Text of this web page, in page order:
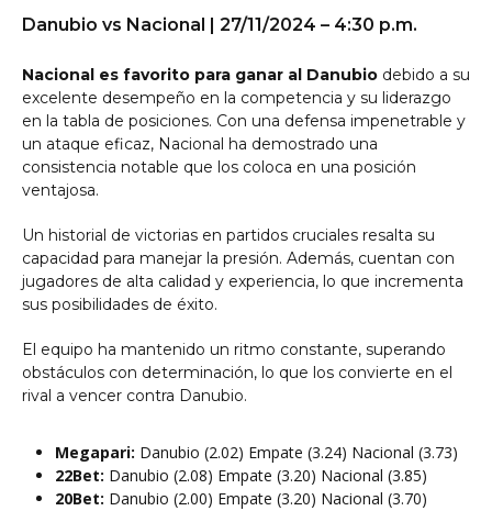
Danubio vs Nacional | 27/11/2024 – 4:30 p.m.
Nacional es favorito para ganar al Danubio debido a su
excelente desempeño en la competencia y su liderazgo
en la tabla de posiciones. Con una defensa impenetrable y
un ataque eficaz, Nacional ha demostrado una
consistencia notable que los coloca en una posición
ventajosa.
Un historial de victorias en partidos cruciales resalta su
capacidad para manejar la presión. Además, cuentan con
jugadores de alta calidad y experiencia, lo que incrementa
sus posibilidades de éxito.
El equipo ha mantenido un ritmo constante, superando
obstáculos con determinación, lo que los convierte en el
rival a vencer contra Danubio.
Megapari: Danubio (2.02) Empate (3.24) Nacional (3.73)
22Bet: Danubio (2.08) Empate (3.20) Nacional (3.85)
20Bet: Danubio (2.00) Empate (3.20) Nacional (3.70)